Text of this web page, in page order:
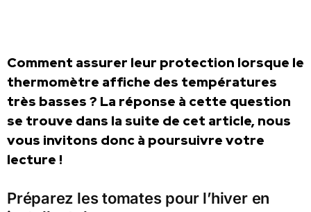
Comment assurer leur protection lorsque le
thermomètre affiche des températures
très basses ? La réponse à cette question
se trouve dans la suite de cet article, nous
vous invitons donc à poursuivre votre
lecture !
Préparez les tomates pour l’hiver en